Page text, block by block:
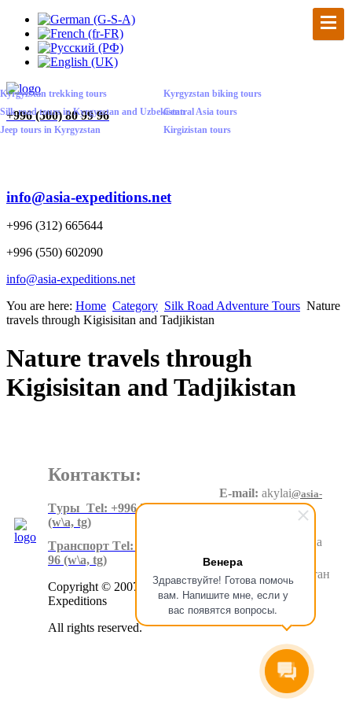
Венера
Здравствуйте! Готова помочь
вам. Напишите мне, если у
вас появятся вопросы.
Kyrgyzstan trekking tours
Silk road tours in Kyrgyzstan and Uzbekistan
Jeep tours in Kyrgyzstan
Kyrgyzstan biking tours
Central Asia tours
Kirgizistan tours
+996 (500) 80 99 96
info@asia-expeditions.net
+996 (312) 665644
+996 (550) 602090
info@asia-expeditions.net
You are here: Home Category Silk Road Adventure Tours Nature
travels through Kigisisitan and Tadjikistan
Nature travels through
Kigisisitan and Tadjikistan
Контакты:
Tуры Тel: +996 550 60 20 90
(w\a, tg)
Tранспорт Тel: +996 500 80 99
96 (w\a, tg)
Copyright © 2007-2024 Asia
Expeditions
All rights reserved.
E-mail: akylai@asia-
expeditions.net
Суеркулова
Бишкек.Кыргызстан